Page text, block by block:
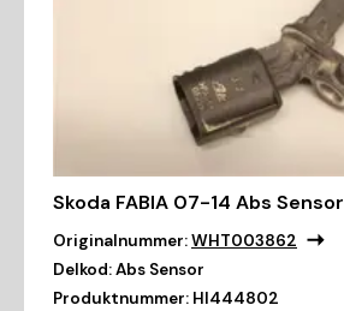
Skoda FABIA 07-14 Abs Sensor
Originalnummer:WHT003862
Delkod:Abs Sensor
Produktnummer: HI444802